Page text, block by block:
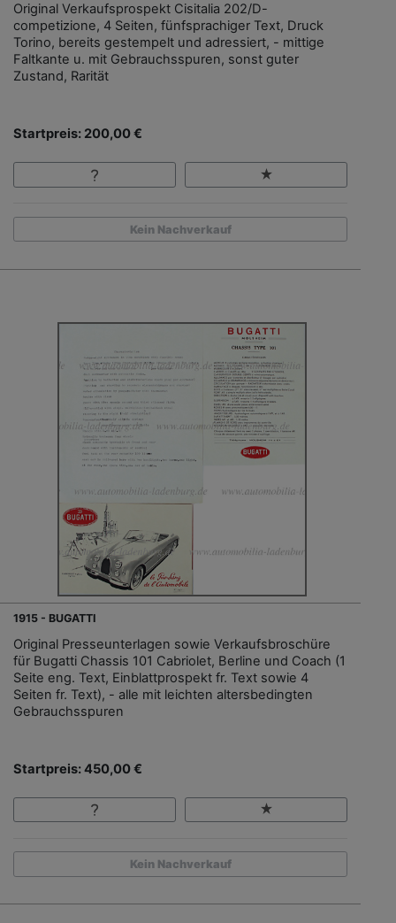
Original Verkaufsprospekt Cisitalia 202/D-
competizione, 4 Seiten, fünfsprachiger Text, Druck
Torino, bereits gestempelt und adressiert, - mittige
Faltkante u. mit Gebrauchsspuren, sonst guter
Zustand, Rarität
Startpreis: 200,00 €
Kein Nachverkauf
1915 - BUGATTI
Original Presseunterlagen sowie Verkaufsbroschüre
für Bugatti Chassis 101 Cabriolet, Berline und Coach (1
Seite eng. Text, Einblattprospekt fr. Text sowie 4
Seiten fr. Text), - alle mit leichten altersbedingten
Gebrauchsspuren
Startpreis: 450,00 €
Kein Nachverkauf